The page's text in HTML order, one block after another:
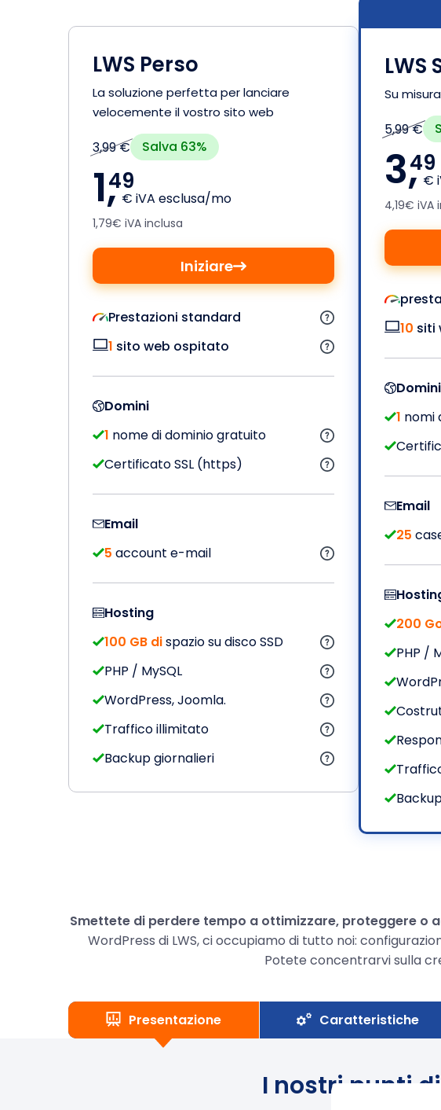
LWS Perso
La soluzione perfetta per lanciare
velocemente il vostro sito web
3,99 € Salva 63%
1,49
€ iVA esclusa/mo
1,79€ iVA inclusa
Iniziare
Prestazioni standard
1 sito web ospitato
Domini
1 nome di dominio gratuito
Certificato SSL (https)
Email
5 account e-mail
Hosting
100 GB dispazio su disco SSD
PHP / MySQL
WordPress, Joomla.
Traffico illimitato
Backup giornalieri
LWS
Su
5,99 €
3,49
€
4,19€ iVA
10 siti
Domini
1 nomi
Email
25
200
PHP /
Smettete di perdere tempo a ottimizzare, proteggere o
WordPress di LWS, ci occupiamo di tutto noi:
Potete concentrarvi sulla
Presentazione Caratteristiche
I nostri punti